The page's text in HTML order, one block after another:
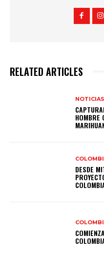
RELATED ARTICLES
NOTICIAS
HOMBRE
DESDE